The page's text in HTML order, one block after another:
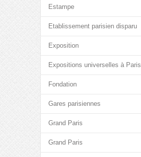
Estampe
Etablissement parisien disparu
Exposition
Expositions universelles à Paris
Fondation
Gares parisiennes
Grand Paris
Grand Paris